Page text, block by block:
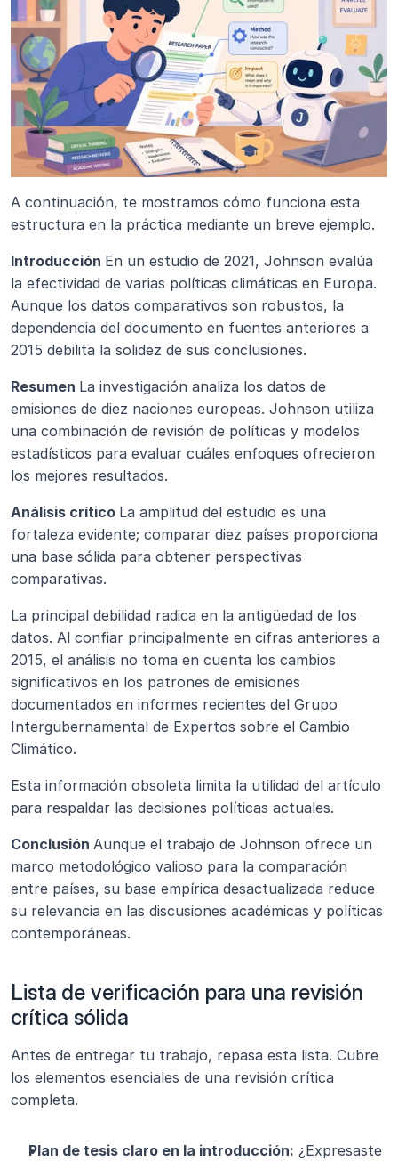
A continuación, te mostramos cómo funciona esta
estructura en la práctica mediante un breve ejemplo.
Introducción En un estudio de 2021, Johnson evalúa
la efectividad de varias políticas climáticas en Europa.
Aunque los datos comparativos son robustos, la
dependencia del documento en fuentes anteriores a
2015 debilita la solidez de sus conclusiones.
Resumen La investigación analiza los datos de
emisiones de diez naciones europeas. Johnson utiliza
una combinación de revisión de políticas y modelos
estadísticos para evaluar cuáles enfoques ofrecieron
los mejores resultados.
Análisis crítico La amplitud del estudio es una
fortaleza evidente; comparar diez países proporciona
una base sólida para obtener perspectivas
comparativas.
La principal debilidad radica en la antigüedad de los
datos. Al confiar principalmente en cifras anteriores a
2015, el análisis no toma en cuenta los cambios
significativos en los patrones de emisiones
documentados en informes recientes del Grupo
Intergubernamental de Expertos sobre el Cambio
Climático.
Esta información obsoleta limita la utilidad del artículo
para respaldar las decisiones políticas actuales.
Conclusión Aunque el trabajo de Johnson ofrece un
marco metodológico valioso para la comparación
entre países, su base empírica desactualizada reduce
su relevancia en las discusiones académicas y políticas
contemporáneas.
Lista de verificación para una revisión
crítica sólida
Antes de entregar tu trabajo, repasa esta lista. Cubre
los elementos esenciales de una revisión crítica
completa.
Plan de tesis claro en la introducción: ¿Expresaste